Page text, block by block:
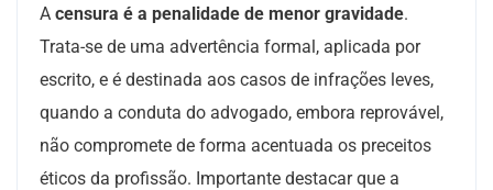
A censura é a penalidade de menor gravidade.
Trata-se de uma advertência formal, aplicada por
escrito, e é destinada aos casos de infrações leves,
quando a conduta do advogado, embora reprovável,
não compromete de forma acentuada os preceitos
éticos da profissão. Importante destacar que a